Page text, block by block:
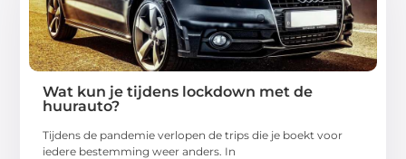
Wat kun je tijdens lockdown met de
huurauto?
Tijdens de pandemie verlopen de trips die je boekt voor
iedere bestemming weer anders. In